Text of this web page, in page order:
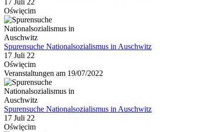
17 Juli 22
Oświęcim
Spurensuche Nationalsozialismus in Auschwitz
17 Juli 22
Oświęcim
Veranstaltungen am 19/07/2022
Spurensuche Nationalsozialismus in Auschwitz
17 Juli 22
Oświęcim